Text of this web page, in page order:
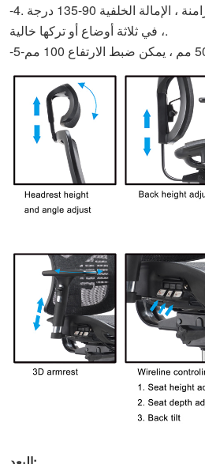
-4. يمكن قفل آلية الإمالة المتزامنة ، الإمالة الخلفية 90-135 درجة
، في ثلاثة أوضاع أو تركها خالية.